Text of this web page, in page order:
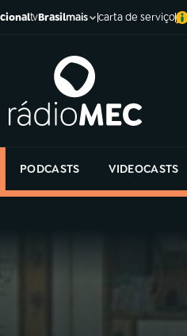
tvBrasilmais carta de serviço
PODCASTS VIDEOCASTS